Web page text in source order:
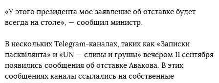
«У этого президента мое заявление об отставке будет
всегда на столе», — сообщил министр.
В нескольких Telegram-каналах, таких как «Записки
пасквілянта» и «UN — сливы и грушы» вечером 11 сентября
появились сообщения об отставке Авакова. В этих
сообщениях каналы ссылались на собственные